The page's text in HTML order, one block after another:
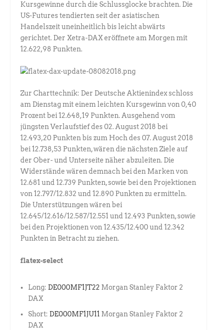
Kursgewinne durch die Schlussglocke brachten. Die
US-Futures tendierten seit der asiatischen
Handelszeit uneinheitlich bis leicht abwärts
gerichtet. Der Xetra-DAX eröffnete am Morgen mit
12.622,98 Punkten.
Zur Charttechnik: Der Deutsche Aktienindex schloss
am Dienstag mit einem leichten Kursgewinn von 0,40
Prozent bei 12.648,19 Punkten. Ausgehend vom
jüngsten Verlaufstief des 02. August 2018 bei
12.493,20 Punkten bis zum Hoch des 07. August 2018
bei 12.738,53 Punkten, wären die nächsten Ziele auf
der Ober- und Unterseite näher abzuleiten. Die
Widerstände wären demnach bei den Marken von
12.681 und 12.739 Punkten, sowie bei den Projektionen
von 12.797/12.832 und 12.890 Punkten zu ermitteln.
Die Unterstützungen wären bei
12.645/12.616/12.587/12.551 und 12.493 Punkten, sowie
bei den Projektionen von 12.435/12.400 und 12.342
Punkten in Betracht zu ziehen.
flatex-select
Long: DE000MF1JT22 Morgan Stanley Faktor 2
DAX
Short: DE000MF1JU11 Morgan Stanley Faktor 2
DAX